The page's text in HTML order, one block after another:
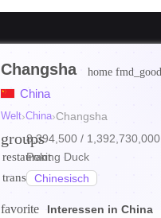
Changsha home fmd_good
China
Welt›China›Changsha
groups8,394,500 / 1,392,730,000
restaurantPeking Duck
translateChinesisch
favorite
Interessen in China